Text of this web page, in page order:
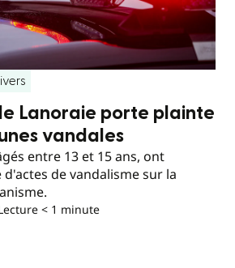
Lanoraie porte plainte
vandales
entre 13 et 15 ans, ont
de vandalisme sur la
< 1 minute